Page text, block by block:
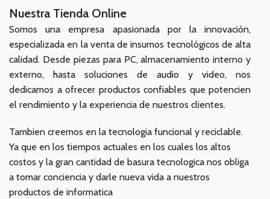
Nuestra Tienda Online
Somos una empresa apasionada por la innovación,
especializada en la venta de insumos tecnológicos de alta
calidad. Desde piezas para PC, almacenamiento interno y
externo, hasta soluciones de audio y video, nos
dedicamos a ofrecer productos confiables que potencien
el rendimiento y la experiencia de nuestros clientes.
Tambien creemos en la tecnologia funcional y reciclable.
Ya que en los tiempos actuales en los cuales los altos
costos y la gran cantidad de basura tecnologica nos obliga
a tomar conciencia y darle nueva vida a nuestros
productos de informatica